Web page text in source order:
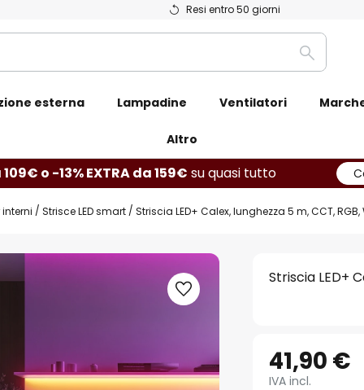
Resi entro 50 giorni
Ricerca
esterna Lampadine Ventilatori
Altro
109€ o -13% EXTRA da 159€ su quasi tutto
Strisce LED smart Striscia LED+ Calex, lunghezza 5 m, CCT, RGB,
Striscia LED+
41,90 €
IVA incl.